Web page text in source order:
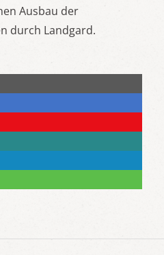
Ausbau der
durch Landgard.